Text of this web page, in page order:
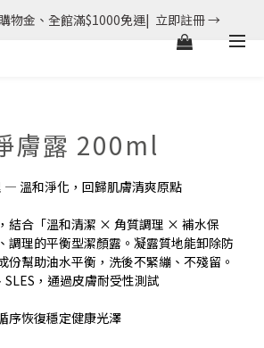
物金、全館滿$1000免運|  立即註冊 →
膚露 200ml
溫和淨化，回歸肌膚清爽原點
結合「溫和清潔 × 角質調理 × 補水保
調理的平衡型潔顏露。凝露質地能卸除防
份幫助油水平衡，洗後不緊繃、不殘留。
，通過皮膚耐受性測試
序恢復穩定健康光澤